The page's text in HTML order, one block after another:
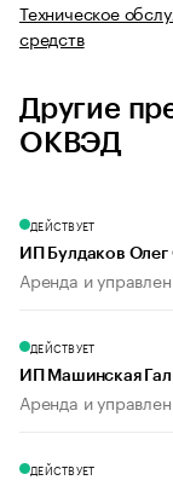
Техническое
средств
Другие
ОКВЭД
ДЕЙСТВУЕТ
ИП Булдаков Олег
Аренда и
ДЕЙСТВУЕТ
ИП Машинская
Аренда и
ДЕЙСТВУЕТ